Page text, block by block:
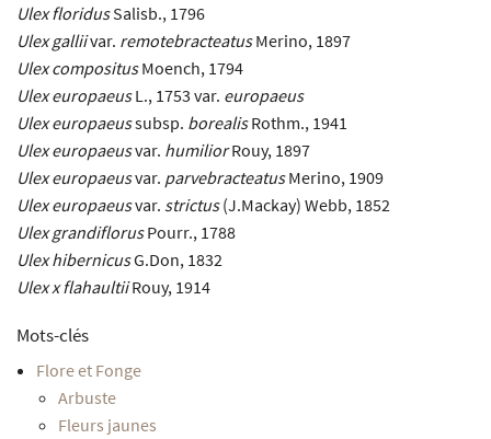
Ulex floridusSalisb., 1796
Ulex galliivar. remotebracteatusMerino, 1897
Ulex compositusMoench, 1794
Ulex europaeusL., 1753 var. europaeus
Ulex europaeussubsp. borealisRothm., 1941
Ulex europaeusvar. humiliorRouy, 1897
Ulex europaeusvar. parvebracteatusMerino, 1909
Ulex europaeusvar. strictus(J.Mackay) Webb, 1852
Ulex grandiflorusPourr., 1788
Ulex hibernicusG.Don, 1832
Ulex x flahaultiiRouy, 1914
Mots-clés
Flore et Fonge
Arbuste
Fleurs jaunes